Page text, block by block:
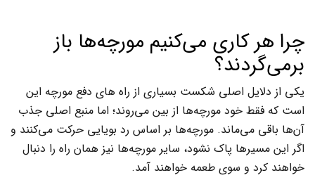
چرا هر کاری می‌کنیم مورچه‌ها باز
برمی‌گردند؟
یکی از دلایل اصلی شکست بسیاری از راه های دفع مورچه این
است که فقط خود مورچه‌ها از بین می‌روند؛ اما منبع اصلی جذب
آن‌ها باقی می‌ماند. مورچه‌ها بر اساس رد بویایی حرکت می‌کنند و
اگر این مسیرها پاک نشود، سایر مورچه‌ها نیز همان راه را دنبال
خواهند کرد و سوی طعمه خواهند آمد.